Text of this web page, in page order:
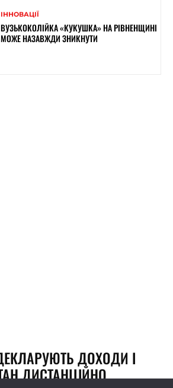
ІННОВАЦІЇ
ВУЗЬКОКОЛІЙКА «КУКУШКА» НА РІВНЕНЩИНІ
МОЖЕ НАЗАВЖДИ ЗНИКНУТИ